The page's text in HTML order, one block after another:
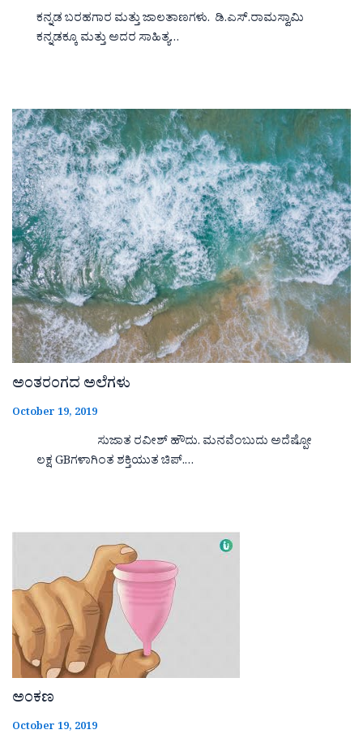
ಕನ್ನಡ ಬರಹಗಾರ ಮತ್ತು ಜಾಲತಾಣಗಳು. ಡಿ.ಎಸ್.ರಾಮಸ್ವಾಮಿ
ಕನ್ನಡಕ್ಕೂ ಮತ್ತು ಅದರ ಸಾಹಿತ್ಯ…
ಅಂತರಂಗದ ಅಲೆಗಳು
October 19, 2019
ಸುಜಾತ ರವೀಶ್ ಹೌದು. ಮನವೆಂಬುದು ಅದೆಷ್ಪೋ
ಲಕ್ಷ GBಗಳಾಗಿಂತ ಶಕ್ತಿಯುತ ಚಿಪ್.…
ಅಂಕಣ
October 19, 2019